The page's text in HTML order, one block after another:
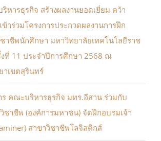
หารธุรกิจ สร้างผลงานยอดเยี่ยม คว้า
ข้าร่วมโครงการประกวดผลงานการฝึก
าชีพนักศึกษา มหาวิทยาลัยเทคโนโลยีราช
ที่ 11 ประจำปีการศึกษา 2568 ณ
าเขตสุรินทร์
ร คณะบริหารธุรกิจ มทร.อีสาน ร่วมกับ
าชีพ (องค์การมหาชน) จัดฝึกอบรมเจ้า
สาขาวิชาชีพโลจิสติกส์